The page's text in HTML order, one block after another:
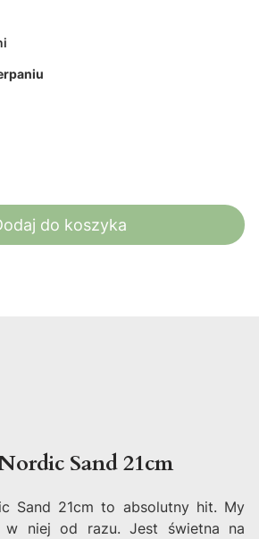
do koszyka
Sand 21cm
Sand 21cm to absolutny hit. My
w niej od razu. Jest świetna na